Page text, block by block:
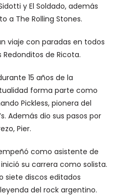
y El Soldado, además
a The Rolling Stones.
viaje con paradas en todos
Redonditos de Ricota.
15 años de la
forma parte como
Pickless, pionera del
Además dio sus pasos por
Pier.
como asistente de
su carrera como solista.
siete discos editados
del rock argentino.